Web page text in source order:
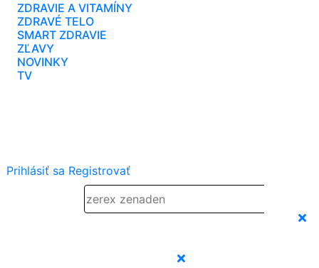
ZDRAVIE A VITAMÍNY
ZDRAVÉ TELO
SMART ZDRAVIE
ZĽAVY
NOVINKY
TV
Prihlásiť sa Registrovať